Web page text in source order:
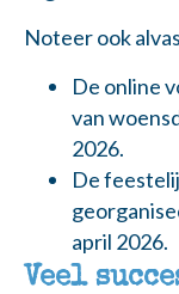
Noteer ook
De online
van
2026.
De
april 2026.
Veel